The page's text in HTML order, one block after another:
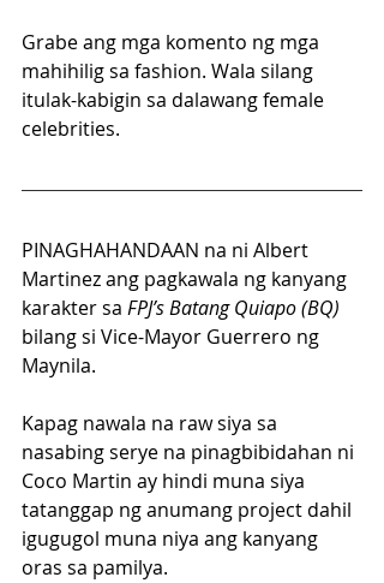
Grabe ang mga komento ng mga
mahihilig sa fashion. Wala silang
itulak-kabigin sa dalawang female
celebrities.
PINAGHAHANDAAN na ni Albert
Martinez ang pagkawala ng kanyang
karakter sa FPJ’s Batang Quiapo (BQ)
bilang si Vice-Mayor Guerrero ng
Maynila.
Kapag nawala na raw siya sa
nasabing serye na pinagbibidahan ni
Coco Martin ay hindi muna siya
tatanggap ng anumang project dahil
igugugol muna niya ang kanyang
oras sa pamilya.